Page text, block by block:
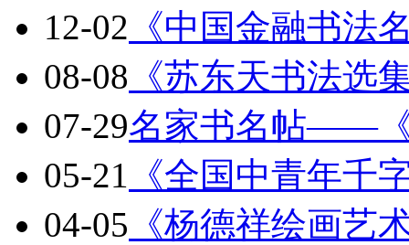
12-02 《中国金融书法
08-08 《苏东天书法选
07-29名家书名帖——
05-21 《全国中青年千
04-05 《杨德祥绘画艺